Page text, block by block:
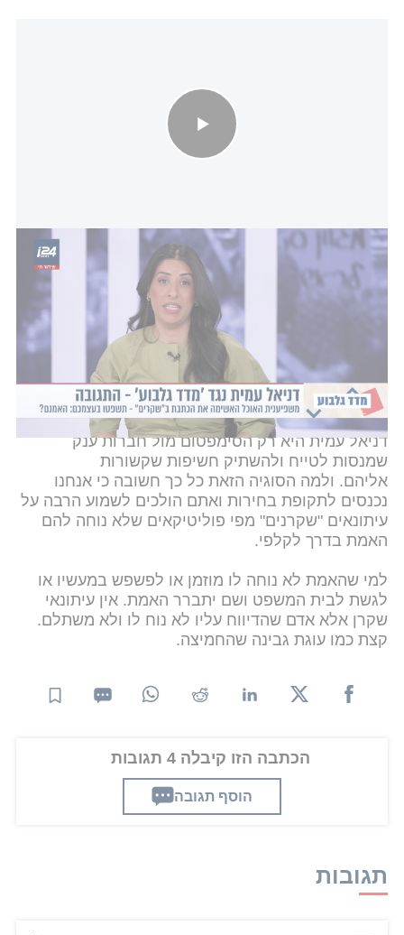
דניאל עמית נגד "מדד גלבוע" - התגובה
וזה בלתי נסבל בעיני הקלות הזו שבה
מקטינים אנשים
שעובדים כדי לבדוק עובדות
, לחקור, להביא את האמת
שיש מעליהם עורך ומערכת שלמה. ואת כל זה אפשר
לבטל במחי סטורי שנעלם בתוך 24 שעות כי העובדות
לא נוחות.
עיתונאים הם דבר חשוב ואקוטי במדינה דמוקרטית.
דניאל עמית היא רק הסימפטום מול חברות ענק
שמנסות לטייח ולהשתיק חשיפות שקשורות
אליהם. ולמה הסוגיה הזאת כל כך חשובה כי אנחנו
נכנסים לתקופת בחירות ואתם הולכים לשמוע הרבה על
עיתונאים "שקרנים" מפי פוליטיקאים שלא נוחה להם
האמת בדרך לקלפי.
למי שהאמת לא נוחה לו מוזמן או לפשפש במעשיו או
לגשת לבית המשפט ושם יתברר האמת. אין עיתונאי
שקרן אלא אדם שהדיווח עליו לא נוח לו ולא משתלם.
קצת כמו עוגת גבינה שהחמיצה.
הכתבה הזו קיבלה 4 תגובות
הוסף תגובה
תגובות